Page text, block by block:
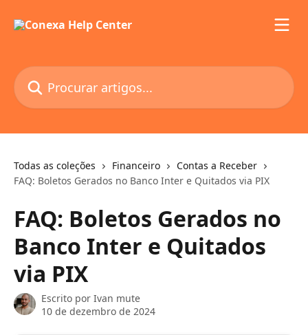
Procurar artigos...
Todas as coleções Financeiro
Contas a Receber
FAQ: Boletos Gerados no Banco Inter e Quitados via PIX
FAQ: Boletos Gerados no
Banco Inter e Quitados
via PIX
Escrito por Ivan mute
10 de dezembro de 2024